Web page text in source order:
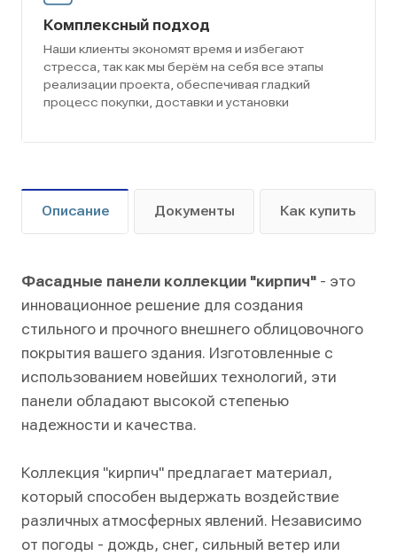
Комплексный подход
Наши клиенты экономят время и избегают
стресса, так как мы берём на себя все этапы
реализации проекта, обеспечивая гладкий
процесс покупки, доставки и установки
Описание Документы Как купить
Фасадные панели коллекции "кирпич" - это
инновационное решение для создания
стильного и прочного внешнего облицовочного
покрытия вашего здания. Изготовленные с
использованием новейших технологий, эти
панели обладают высокой степенью
надежности и качества.
Коллекция "кирпич" предлагает материал,
который способен выдержать воздействие
различных атмосферных явлений. Независимо
от погоды - дождь, снег, сильный ветер или